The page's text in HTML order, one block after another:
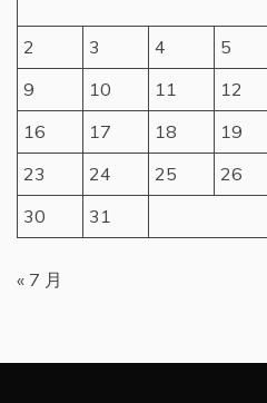
2
3 4 5
9
10 11 12
16
17 18 19
23
24 25 26
30
31
« 7 月